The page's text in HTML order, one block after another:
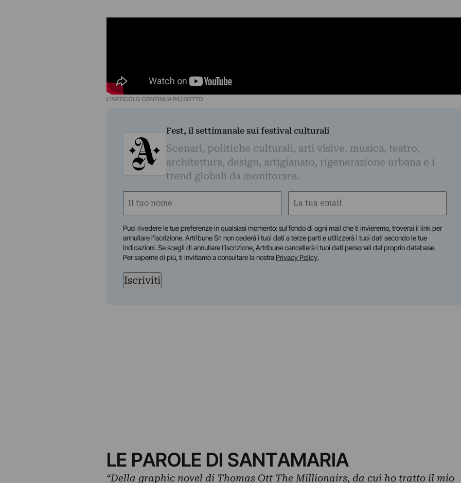
L'ARTICOLO CONTINUA PIÙ SOTTO
Fest, il settimanale sui festival culturali
Scenari, politiche culturali, arti visive, musica, teatro,
architettura, design, artigianato, rigenerazione urbana e i
trend globali da monitorare.
Nome
Email
Puoi rivedere le tue preferenze in qualsiasi momento: sul fondo di ogni mail che ti invieremo, troverai il link per
annullare l’iscrizione. Artribune Srl non cederà i tuoi dati a terze parti e utilizzerà i tuoi dati secondo le tue
indicazioni. Se scegli di annullare l’iscrizione, Artribune cancellerà i tuoi dati personali dal proprio database.
Per saperne di più, ti invitiamo a consultare la nostra Privacy Policy.
Iscriviti
LE PAROLE DI SANTAMARIA
“Della graphic novel di Thomas Ott The Millionairs, da cui ho tratto il mio